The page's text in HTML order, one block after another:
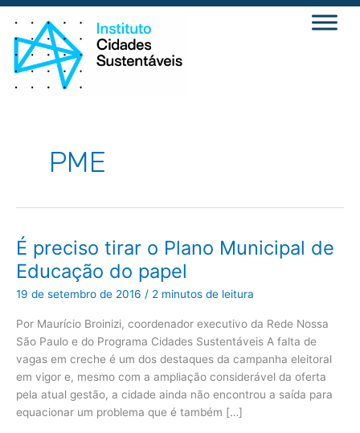
Ir
para
conteúdo
PME
É preciso tirar o Plano Municipal de
Educação do papel
19 de setembro de 2016 / 2 minutos de leitura
Por Maurício Broinizi, coordenador executivo da Rede Nossa
São Paulo e do Programa Cidades Sustentáveis A falta de
vagas em creche é um dos destaques da campanha eleitoral
em vigor e, mesmo com a ampliação considerável da oferta
pela atual gestão, a cidade ainda não encontrou a saída para
equacionar um problema que é também […]
preciso
o
Plano
Municipal
de
do